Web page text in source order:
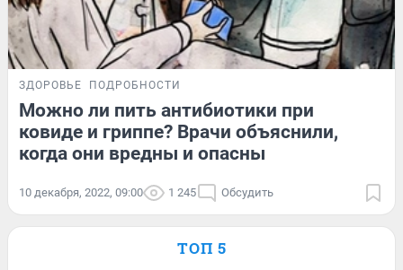
ЗДОРОВЬЕ ПОДРОБНОСТИ
Можно ли пить антибиотики при
ковиде и гриппе? Врачи объяснили,
когда они вредны и опасны
10 декабря, 2022, 09:00 1 245 Обсудить
ТОП 5